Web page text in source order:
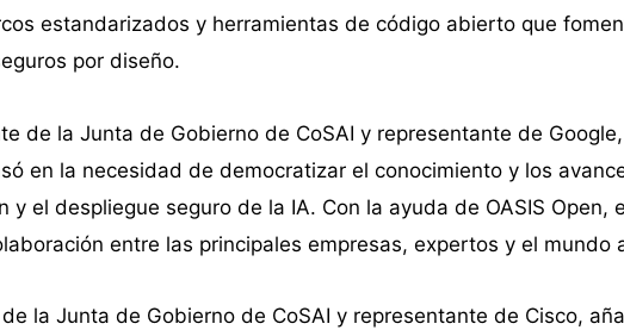
estandarizados y herramientas de código abierto que
por diseño.
de la Junta de Gobierno de CoSAI y representante de
en la necesidad de democratizar el conocimiento y los
y el despliegue seguro de la IA. Con la ayuda de OASIS Open,
entre las principales empresas, expertos y el mundo
la Junta de Gobierno de CoSAI y representante de Cisco,